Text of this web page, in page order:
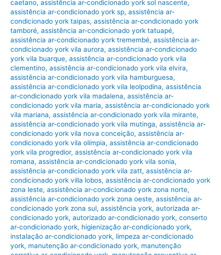
caetano,assistência ar-condicionado york sol nascente,
assistência ar-condicionado york sp,assistência ar-
condicionado york taipas,assistência ar-condicionado york
tamboré,assistência ar-condicionado york tatuapé,
assistência ar-condicionado york tremembé,assistência ar-
condicionado york vila aurora,assistência ar-condicionado
york vila buarque,assistência ar-condicionado york vila
clementino,assistência ar-condicionado york vila elvira,
assistência ar-condicionado york vila hamburguesa,
assistência ar-condicionado york vila leolpodina,assistência
ar-condicionado york vila madalena,assistência ar-
condicionado york vila maria,assistência ar-condicionado york
vila mariana,assistência ar-condicionado york vila mirante,
assistência ar-condicionado york vila mutinga,assistência ar-
condicionado york vila nova conceição,assistência ar-
condicionado york vila olímpia,assistência ar-condicionado
york vila progredior,assistência ar-condicionado york vila
romana,assistência ar-condicionado york vila sonia,
assistência ar-condicionado york vila zatt,assistência ar-
condicionado york villa lobos,assistência ar-condicionado york
zona leste,assistência ar-condicionado york zona norte,
assistência ar-condicionado york zona oeste,assistência ar-
condicionado york zona sul,assistência york,autorizada ar-
condicionado york,autorizado ar-condicionado york,conserto
ar-condicionado york, higienização ar-condicionado york,
instalação ar-condicionado york, limpeza ar-condicionado
york, manutenção ar-condicionado york, manutenção